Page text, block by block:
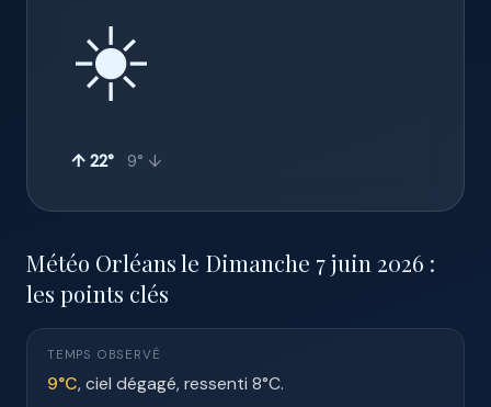
☀️
↑ 22° 9° ↓
Météo Orléans le Dimanche 7 juin 2026 :
les points clés
TEMPS OBSERVÉ
9°C, ciel dégagé, ressenti 8°C.